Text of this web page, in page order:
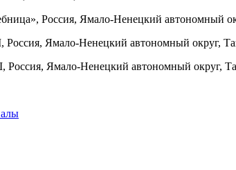
Россия, Ямало-Ненецкий автономный
Ямало-Ненецкий автономный округ,
Ямало-Ненецкий автономный округ,